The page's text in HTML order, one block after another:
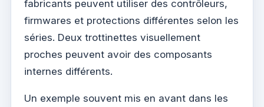
fabricants peuvent utiliser des contrôleurs,
firmwares et protections différentes selon les
séries. Deux trottinettes visuellement
proches peuvent avoir des composants
internes différents.
Un exemple souvent mis en avant dans les